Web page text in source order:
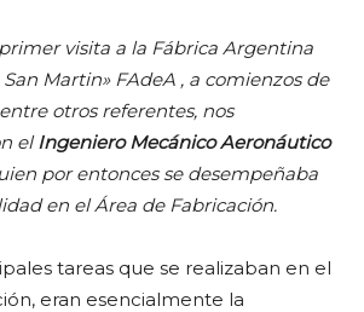
visita a la Fábrica Argentina
Martin» FAdeA , a comienzos de
otros referentes, nos
elIngeniero Mecánico Aeronáutico
por entonces se desempeñaba
en el Área de Fabricación.
tareas que se realizaban en el
eran esencialmente la